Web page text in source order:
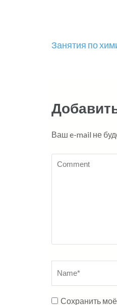
Занятия по
Ваш e-mail не
Сохранить